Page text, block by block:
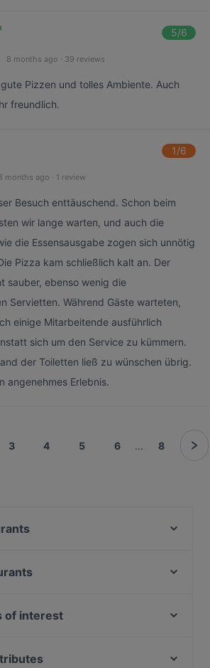
5/6
8 months ago · 39 reviews
Pizzen und tolles Ambiente. Auch
freundlich.
1/6
months ago · 1 review
Besuch enttäuschend. Schon beim
wir lange warten, und auch die
die Essensausgabe zogen sich unnötig
Pizza kam schließlich kalt an. Der
sauber, ebenso wenig die
Servietten. Während Gäste warteten,
einige Mitarbeitende ausführlich
sich um den Service zu kümmern.
der Toiletten ließ zu wünschen übrig.
angenehmes Erlebnis.
3 4 5 6 ... 8
of interest
Vienna